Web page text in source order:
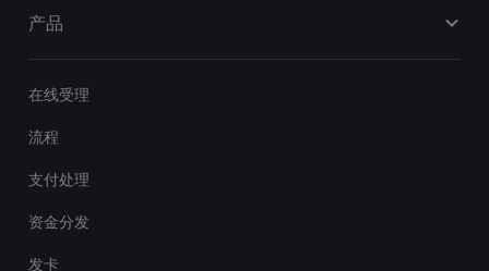
产品
在线受理
流程
支付处理
资金分发
发卡